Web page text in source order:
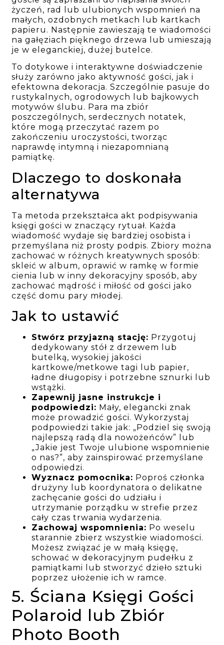
życzeń, rad lub ulubionych wspomnień na
małych, ozdobnych metkach lub kartkach
papieru. Następnie zawieszają te wiadomości
na gałęziach pięknego drzewa lub umieszają
je w eleganckiej, dużej butelce.
To dotykowe i interaktywne doświadczenie
służy zarówno jako aktywność gości, jak i
efektowna dekoracja. Szczególnie pasuje do
rustykalnych, ogrodowych lub bajkowych
motywów ślubu. Para ma zbiór
poszczególnych, serdecznych notatek,
które mogą przeczytać razem po
zakończeniu uroczystości, tworząc
naprawdę intymną i niezapomnianą
pamiątkę.
Dlaczego to doskonała
alternatywa
Ta metoda przekształca akt podpisywania
księgi gości w znaczący rytuał. Każda
wiadomość wydaje się bardziej osobista i
przemyślana niż prosty podpis. Zbiory można
zachować w różnych kreatywnych sposób:
skleić w album, oprawić w ramkę w formie
cienia lub w inny dekoracyjny sposób, aby
zachować mądrość i miłość od gości jako
część domu pary młodej.
Jak to ustawić
Stwórz przyjazną stację: Przygotuj
dedykowany stół z drzewem lub
butelką, wysokiej jakości
kartkowe/metkowe tagi lub papier,
ładne długopisy i potrzebne sznurki lub
wstążki.
Zapewnij jasne instrukcje i
podpowiedzi: Mały, elegancki znak
może prowadzić gości. Wykorzystaj
podpowiedzi takie jak: „Podziel się swoją
najlepszą radą dla nowożeńców” lub
„Jakie jest Twoje ulubione wspomnienie
o nas?”, aby zainspirować przemyślane
odpowiedzi.
Wyznacz pomocnika: Poproś członka
drużyny lub koordynatora o delikatne
zachęcanie gości do udziału i
utrzymanie porządku w strefie przez
cały czas trwania wydarzenia.
Zachowaj wspomnienia: Po weselu
starannie zbierz wszystkie wiadomości.
Możesz związać je w małą księgę,
schować w dekoracyjnym pudełku z
pamiątkami lub stworzyć dzieło sztuki
poprzez ułożenie ich w ramce.
5. Ściana Księgi Gości
Polaroid lub Zbiór
Photo Booth